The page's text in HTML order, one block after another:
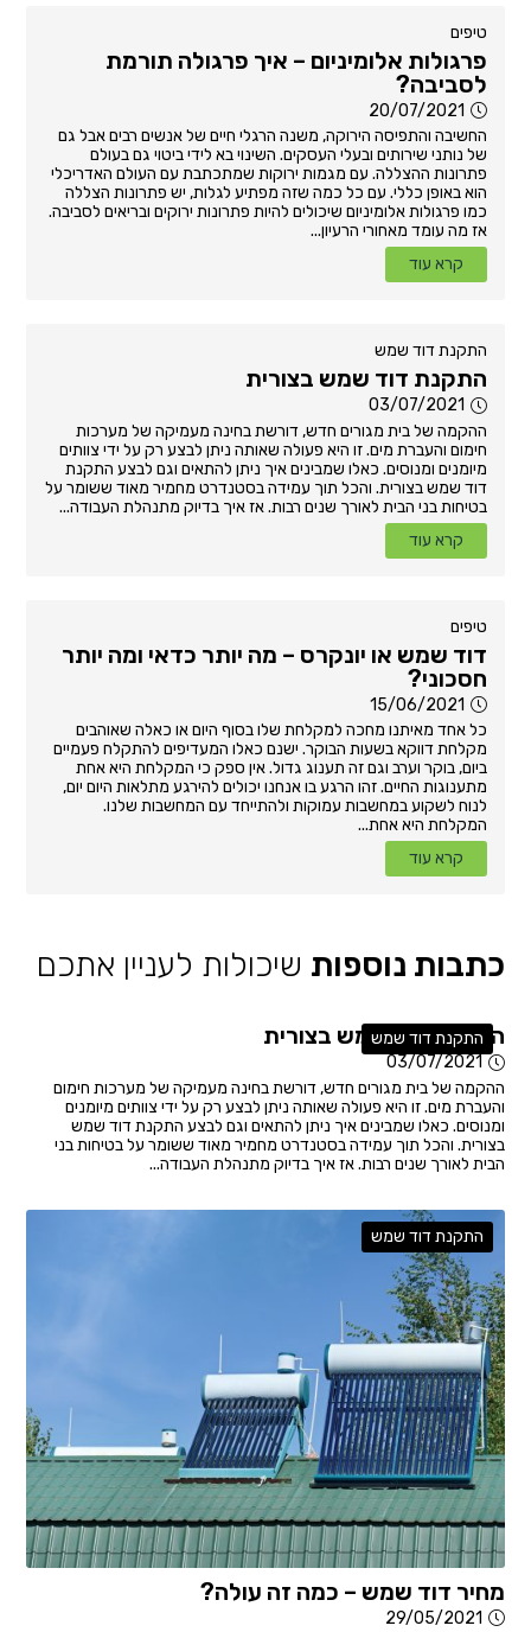
טיפים
פרגולות אלומיניום – איך פרגולה תורמת
לסביבה?
20/07/2021
החשיבה והתפיסה הירוקה, משנה הרגלי חיים של אנשים רבים אבל גם
של נותני שירותים ובעלי העסקים. השינוי בא לידי ביטוי גם בעולם
פתרונות ההצללה. עם מגמות ירוקות שמתכתבת עם העולם האדריכלי
הוא באופן כללי. עם כל כמה שזה מפתיע לגלות, יש פתרונות הצללה
כמו פרגולות אלומיניום שיכולים להיות פתרונות ירוקים ובריאים לסביבה.
אז מה עומד מאחורי הרעיון...
קרא עוד
התקנת דוד שמש
התקנת דוד שמש בצורית
03/07/2021
ההקמה של בית מגורים חדש, דורשת בחינה מעמיקה של מערכות
חימום והעברת מים. זו היא פעולה שאותה ניתן לבצע רק על ידי צוותים
מיומנים ומנוסים. כאלו שמבינים איך ניתן להתאים וגם לבצע התקנת
דוד שמש בצורית. והכל תוך עמידה בסטנדרט מחמיר מאוד ששומר על
בטיחות בני הבית לאורך שנים רבות. אז איך בדיוק מתנהלת העבודה...
קרא עוד
טיפים
דוד שמש או יונקרס – מה יותר כדאי ומה יותר
חסכוני?
15/06/2021
כל אחד מאיתנו מחכה למקלחת שלו בסוף היום או כאלה שאוהבים
מקלחת דווקא בשעות הבוקר. ישנם כאלו המעדיפים להתקלח פעמיים
ביום, בוקר וערב וגם זה תענוג גדול. אין ספק כי המקלחת היא אחת
מתענוגות החיים. זהו הרגע בו אנחנו יכולים להירגע מתלאות היום יום,
לנוח לשקוע במחשבות עמוקות ולהתייחד עם המחשבות שלנו.
המקלחת היא אחת...
קרא עוד
כתבות נוספות שיכולות לעניין אתכם
התקנת דוד שמש
התקנת דוד שמש בצורית
03/07/2021
ההקמה של בית מגורים חדש, דורשת בחינה מעמיקה של מערכות חימום
והעברת מים. זו היא פעולה שאותה ניתן לבצע רק על ידי צוותים מיומנים
ומנוסים. כאלו שמבינים איך ניתן להתאים וגם לבצע התקנת דוד שמש
בצורית. והכל תוך עמידה בסטנדרט מחמיר מאוד ששומר על בטיחות בני
הבית לאורך שנים רבות. אז איך בדיוק מתנהלת העבודה...
התקנת דוד שמש
מחיר דוד שמש – כמה זה עולה?
29/05/2021